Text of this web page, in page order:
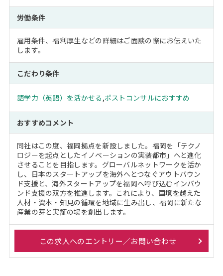
労働条件
雇用条件、福利厚生などの詳細はご面談の際にお伝えいた
します。
こだわり条件
語学力（英語）を活かせる ,ポストコンサルにおすすめ
おすすめコメント
同社はこの度、福岡拠点を新設しました。福岡を「テクノ
ロジーを起点としたイノベーションの実装都市」へと進化
させることを目指します。グローバルネットワークを活か
し、日本のスタートアップを海外へとつなぐアウトバウン
ド支援と、海外スタートアップを福岡へ呼び込むインバウ
ンド支援の双方を推進します。これにより、国境を越えた
人材・資本・知見の循環を地域に生み出し、福岡に新たな
産業の芽と実証の場を創出します。
この求人へのエントリー／お問い合わせ